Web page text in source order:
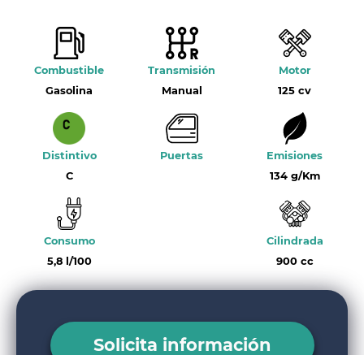
Combustible
Gasolina
Transmisión
Manual
Motor
125 cv
Distintivo
C
Puertas
Emisiones
134 g/Km
Consumo
5,8 l/100
Cilindrada
900 cc
Solicita información